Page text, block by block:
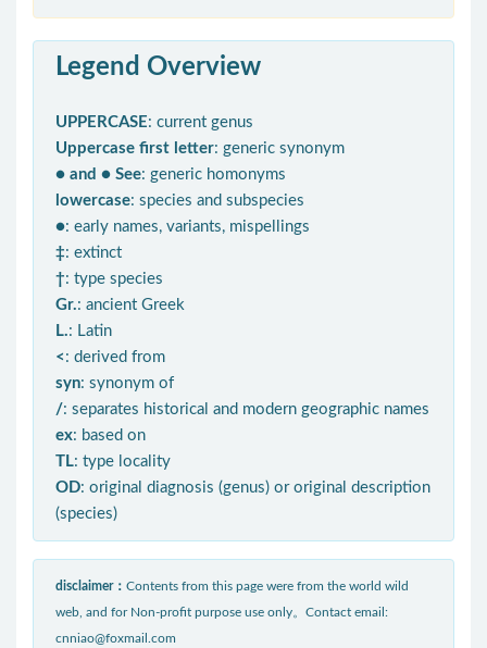
Legend Overview
UPPERCASE: current genus
Uppercase first letter: generic synonym
● and ● See: generic homonyms
lowercase: species and subspecies
●: early names, variants, mispellings
‡: extinct
†: type species
Gr.: ancient Greek
L.: Latin
< : derived from
syn: synonym of
/: separates historical and modern geographic names
ex: based on
TL: type locality
OD: original diagnosis (genus) or original description
(species)
disclaimer： Contents from this page were from the world wild
web, and for Non-profit purpose use only。Contact email:
cnniao@foxmail.com